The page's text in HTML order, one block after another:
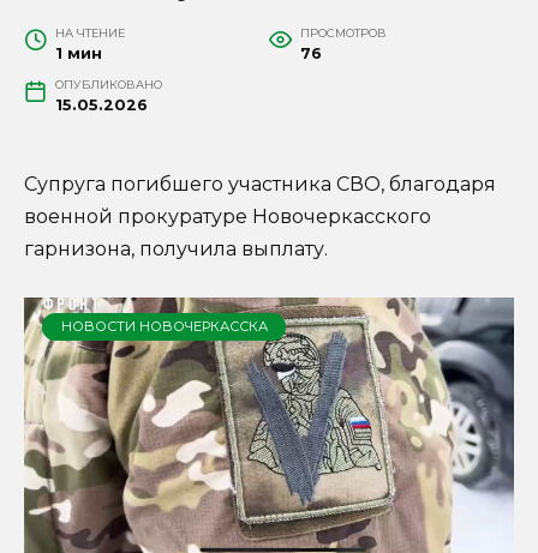
НА ЧТЕНИЕ
1 мин
ПРОСМОТРОВ
76
ОПУБЛИКОВАНО
15.05.2026
Супруга погибшего участника СВО, благодаря
военной прокуратуре Новочеркасского
гарнизона, получила выплату.
НОВОСТИ НОВОЧЕРКАССКА